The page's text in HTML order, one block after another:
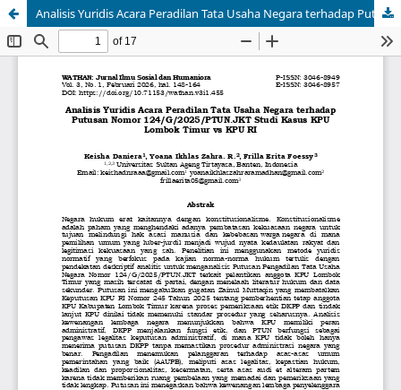
Analisis Yuridis Acara Peradilan Tata Usaha Negara terhadap Putusan Nomor 124/G/2025/PTUN.JKT Studi Kasus KPU Lombok Timur vs KPU RI